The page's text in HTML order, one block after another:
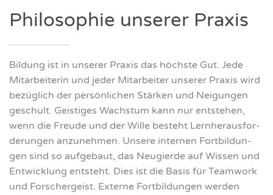
Phi­lo­so­phie unse­rer Pra­xis
Bil­dung ist in unse­rer Pra­xis das höchs­te Gut. Jede
Mit­ar­bei­te­rin und jeder Mit­ar­bei­ter unse­rer Pra­xis wird
bezüg­lich der per­sön­li­chen Stär­ken und Nei­gun­gen
geschult. Geis­ti­ges Wachs­tum kann nur ent­ste­hen,
wenn die Freu­de und der Wil­le besteht Lern­her­aus­for­
de­run­gen anzu­neh­men. Unse­re inter­nen Fort­bil­dun­
gen sind so auf­ge­baut, das Neu­gier­de auf Wis­sen und
Ent­wick­lung ent­steht. Dies ist die Basis für Team­work
und For­scher­geist. Exter­ne Fort­bil­dun­gen wer­den